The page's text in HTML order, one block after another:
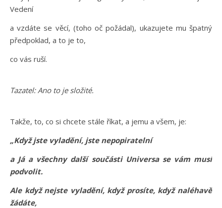
Vedení
a vzdáte se věcí, (toho oč požádal), ukazujete mu špatný
předpoklad, a to je to,
co vás ruší.
Tazatel: Ano to je složité.
Takže, to, co si chcete stále říkat, a jemu a všem, je:
„Když jste vyladění, jste nepopiratelní
a Já a všechny další součásti Universa se vám musí
podvolit.
Ale když nejste vyladění, když prosíte, když naléhavě
žádáte,